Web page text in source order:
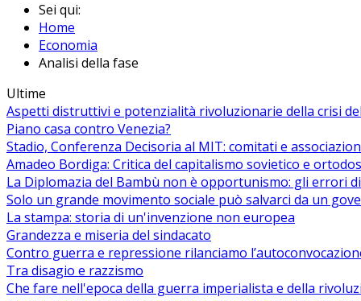
Sei qui:
Home
Economia
Analisi della fase
Ultime
Aspetti distruttivi e potenzialità rivoluzionarie della crisi
Piano casa contro Venezia?
Stadio, Conferenza Decisoria al MIT: comitati e
Amadeo Bordiga: Critica del capitalismo sovietico e
La Diplomazia del Bambù non è opportunismo: gli errori
Solo un grande movimento sociale può salvarci da un
La stampa: storia di un'invenzione non europea
Grandezza e miseria del sindacato
Contro guerra e repressione rilanciamo
Tra disagio e razzismo
Che fare nell'epoca della guerra imperialista e della